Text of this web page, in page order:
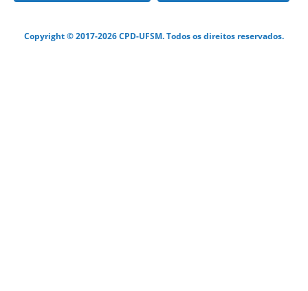
Copyright © 2017-2026 CPD-UFSM. Todos os direitos reservados.